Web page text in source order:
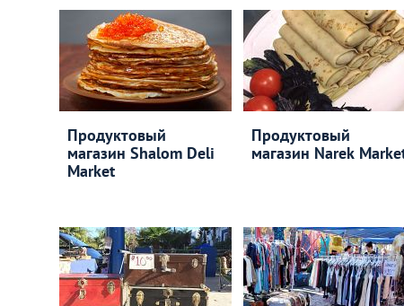
Продуктовый
магазин Shalom Deli
Market
Продуктовый
магазин Narek